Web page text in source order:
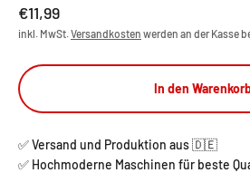
Angebot
€11,99
inkl. MwSt.Versandkosten werden an der Kasse
In den
✅ Versand und Produktion aus 🇩🇪
✅ Hochmoderne Maschinen für beste